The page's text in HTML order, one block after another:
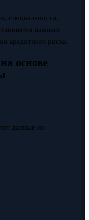
специальности,
важным
кредитного риска.
основе
данные из